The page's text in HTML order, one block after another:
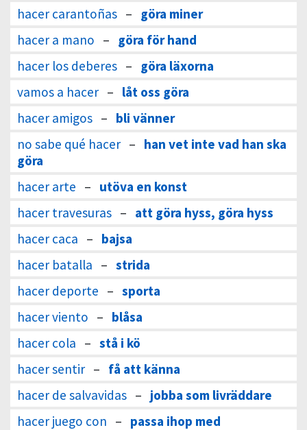
hacer carantoñas – göra miner
hacer a mano – göra för hand
hacer los deberes – göra läxorna
vamos a hacer – låt oss göra
hacer amigos – bli vänner
no sabe qué hacer – han vet inte vad han ska
göra
hacer arte – utöva en konst
hacer travesuras – att göra hyss, göra hyss
hacer caca – bajsa
hacer batalla – strida
hacer deporte – sporta
hacer viento – blåsa
hacer cola – stå i kö
hacer sentir – få att känna
hacer de salvavidas – jobba som livräddare
hacer juego con – passa ihop med